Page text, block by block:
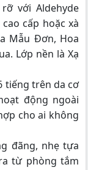
với Aldehyde
cấp hoặc xà
Mẫu Đơn, Hoa
Lớp nền là Xạ
tiếng trên da cơ
động ngoài
cho ai không
đãng, nhẹ tựa
từ phòng tắm